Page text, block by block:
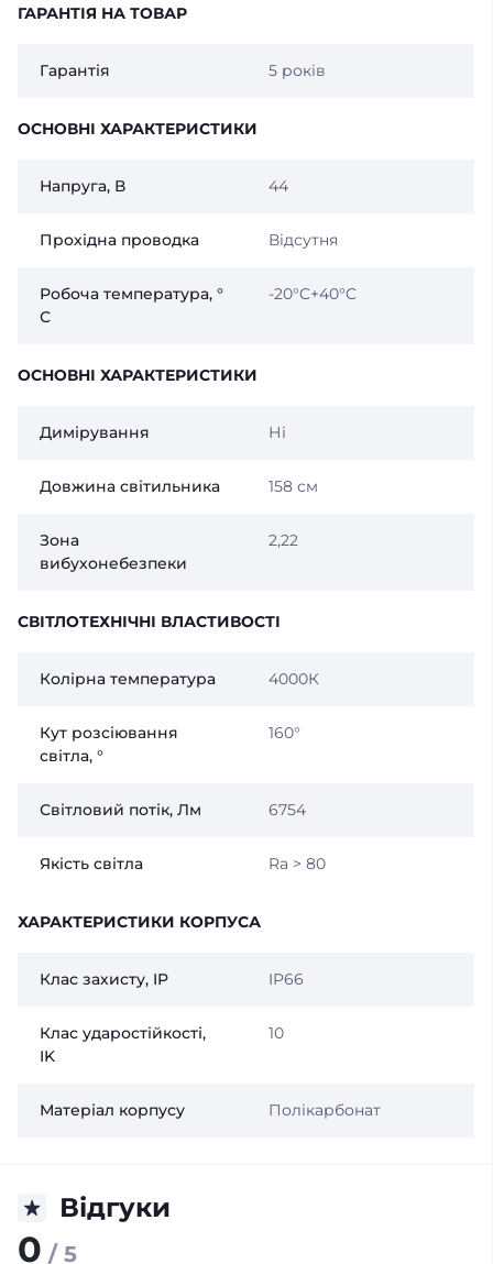
ГАРАНТІЯ НА ТОВАР
Гарантія 5 років
ОСНОВНІ ХАРАКТЕРИСТИКИ
Напруга, В 44
Прохідна проводка Відсутня
Робоча температура, °
С
-20°C+40°C
ОСНОВНІ ХАРАКТЕРИСТИКИ
Димірування Ні
Довжина світильника 158 см
Зона
вибухонебезпеки
2,22
СВІТЛОТЕХНІЧНІ ВЛАСТИВОСТІ
Колірна температура 4000К
Кут розсіювання
світла, °
160°
Світловий потік, Лм 6754
Якість світла Ra > 80
ХАРАКТЕРИСТИКИ КОРПУСА
Клас захисту, IP IP66
Клас ударостійкості,
IK
10
Матеріал корпусу Полікарбонат
Відгуки
0 / 5